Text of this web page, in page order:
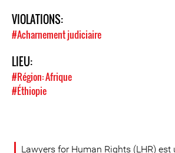
VIOLATIONS:
#Acharnement judiciaire
LIEU:
#Région: Afrique
#Éthiopie
Lawyers for Human Rights (LHR)